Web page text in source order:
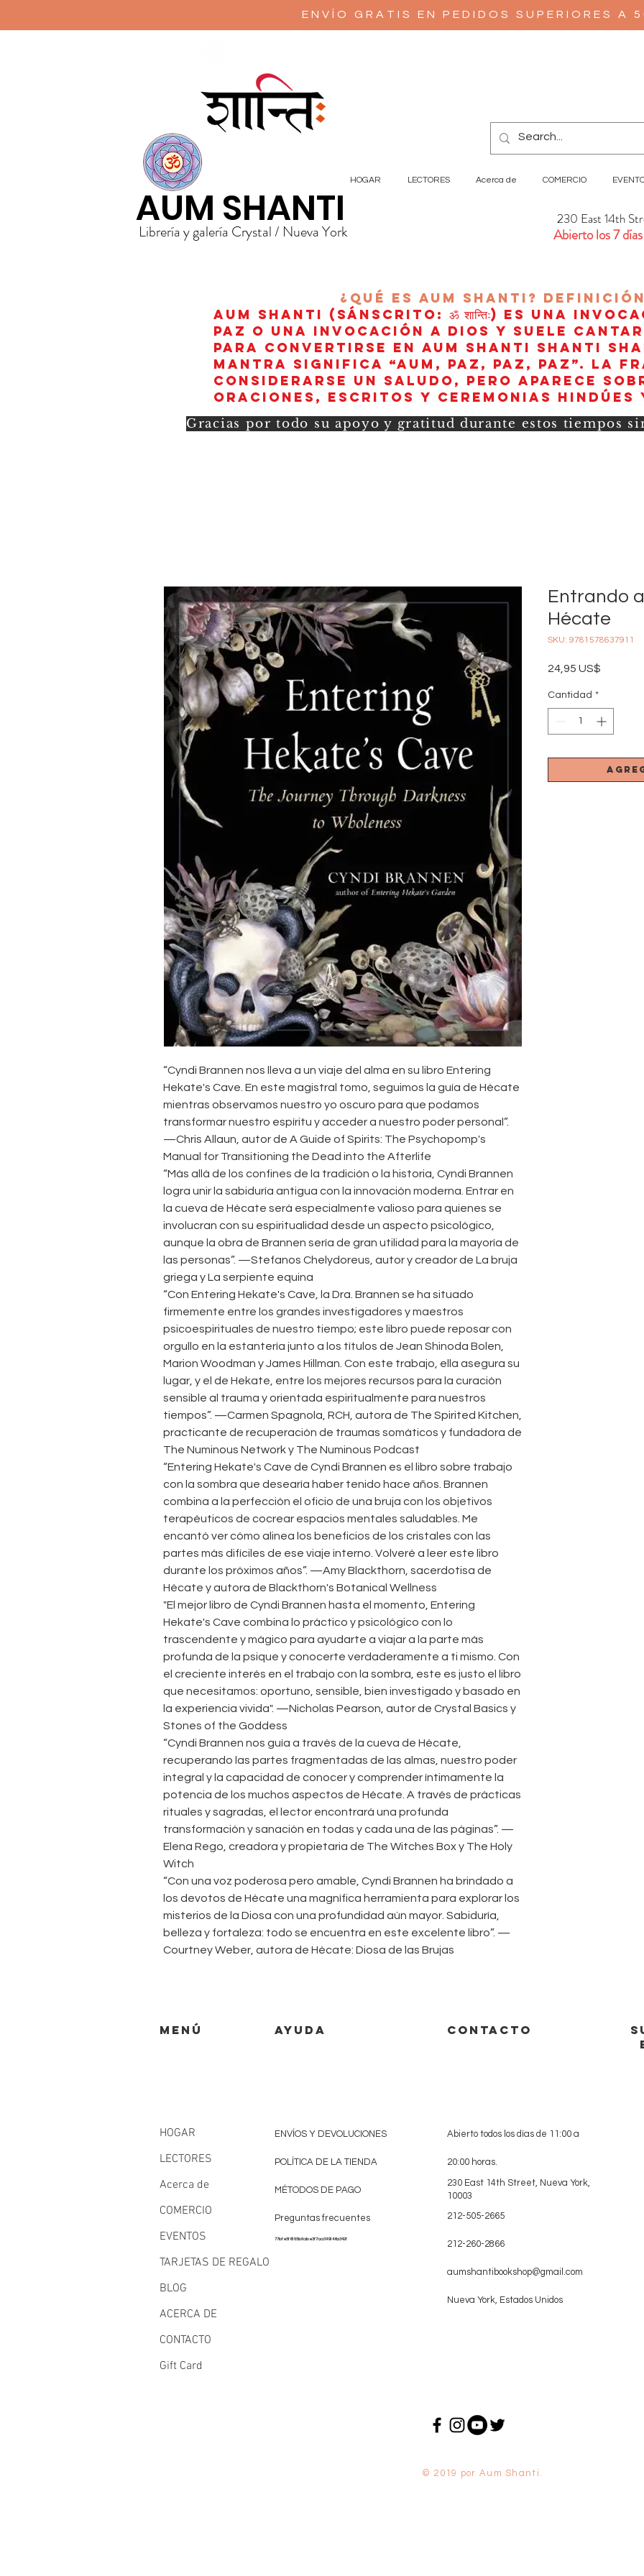
ENVÍO GRATIS EN PEDIDOS SUPERIORES A
Librería y galería Crystal / Nueva York
AUM SHANTI 230 East 14th
Abierto los 7
HOGAR LECTORES Acerca de COMERCIO
¿Qué es AUM Shanti? Definición
AUM Shanti (sánscrito: ॐ शान्तिः) es una
paz o una invocación a Dios y suele
para convertirse en aum shanti shanti
mantra significa “AUM, paz, paz, paz”. La
considerarse un saludo, pero aparece
oraciones, escritos y ceremonias hindúes
Gracias por todo su apoyo y gratitud durante estos tiempos
“Cyndi Brannen nos lleva a un viaje del alma en su libro Entering
Hekate's Cave. En este magistral tomo, seguimos la guía de Hécate
mientras observamos nuestro yo oscuro para que podamos
transformar nuestro espíritu y acceder a nuestro poder personal”.
—Chris Allaun, autor de A Guide of Spirits: The Psychopomp's
Manual for Transitioning the Dead into the Afterlife
“Más allá de los confines de la tradición o la historia, Cyndi Brannen
logra unir la sabiduría antigua con la innovación moderna. Entrar en
la cueva de Hécate será especialmente valioso para quienes se
involucran con su espiritualidad desde un aspecto psicológico,
aunque la obra de Brannen sería de gran utilidad para la mayoría de
las personas”. —Stefanos Chelydoreus, autor y creador de La bruja
griega y La serpiente equina
“Con Entering Hekate's Cave, la Dra. Brannen se ha situado
firmemente entre los grandes investigadores y maestros
psicoespirituales de nuestro tiempo; este libro puede reposar con
orgullo en la estantería junto a los títulos de Jean Shinoda Bolen,
Marion Woodman y James Hillman. Con este trabajo, ella asegura su
lugar, y el de Hekate, entre los mejores recursos para la curación
sensible al trauma y orientada espiritualmente para nuestros
tiempos”. —Carmen Spagnola, RCH, autora de The Spirited Kitchen,
practicante de recuperación de traumas somáticos y fundadora de
The Numinous Network y The Numinous Podcast
“Entering Hekate's Cave de Cyndi Brannen es el libro sobre trabajo
con la sombra que desearía haber tenido hace años. Brannen
combina a la perfección el oficio de una bruja con los objetivos
terapéuticos de cocrear espacios mentales saludables. Me
encantó ver cómo alinea los beneficios de los cristales con las
partes más difíciles de ese viaje interno. Volveré a leer este libro
durante los próximos años”. —Amy Blackthorn, sacerdotisa de
Hécate y autora de Blackthorn's Botanical Wellness
"El mejor libro de Cyndi Brannen hasta el momento, Entering
Hekate's Cave combina lo práctico y psicológico con lo
trascendente y mágico para ayudarte a viajar a la parte más
profunda de la psique y conocerte verdaderamente a ti mismo. Con
el creciente interés en el trabajo con la sombra, este es justo el libro
que necesitamos: oportuno, sensible, bien investigado y basado en
la experiencia vivida". —Nicholas Pearson, autor de Crystal Basics y
Stones of the Goddess
“Cyndi Brannen nos guía a través de la cueva de Hécate,
recuperando las partes fragmentadas de las almas, nuestro poder
integral y la capacidad de conocer y comprender íntimamente la
potencia de los muchos aspectos de Hécate. A través de prácticas
rituales y sagradas, el lector encontrará una profunda
transformación y sanación en todas y cada una de las páginas”. —
Elena Rego, creadora y propietaria de The Witches Box y The Holy
Witch
“Con una voz poderosa pero amable, Cyndi Brannen ha brindado a
los devotos de Hécate una magnífica herramienta para explorar los
misterios de la Diosa con una profundidad aún mayor. Sabiduría,
belleza y fortaleza: todo se encuentra en este excelente libro”. —
Courtney Weber, autora de Hécate: Diosa de las Brujas
Entrando
Hécate
SKU: 9781578637911
24,95 US$
Cantidad *
MENÚ AYUDA
HOGAR
LECTORES
Acerca de
COMERCIO
EVENTOS
TARJETAS DE REGALO
BLOG
ACERCA DE
CONTACTO
Gift Card
ENVÍOS Y DEVOLUCIONES
POLÍTICA DE LA TIENDA
MÉTODOS DE PAGO
Preguntas frecuentes
77bfe5f6185b8abe3f7aa349146a342f
CONTACTO
Abierto todos los días de 11:00 a
20:00 horas.
230 East 14th Street, Nueva York,
10003
212-505-2665
212-260-2866
aumshantibookshop@gmail.com
Nueva York, Estados Unidos
© 2019 por Aum Shanti.